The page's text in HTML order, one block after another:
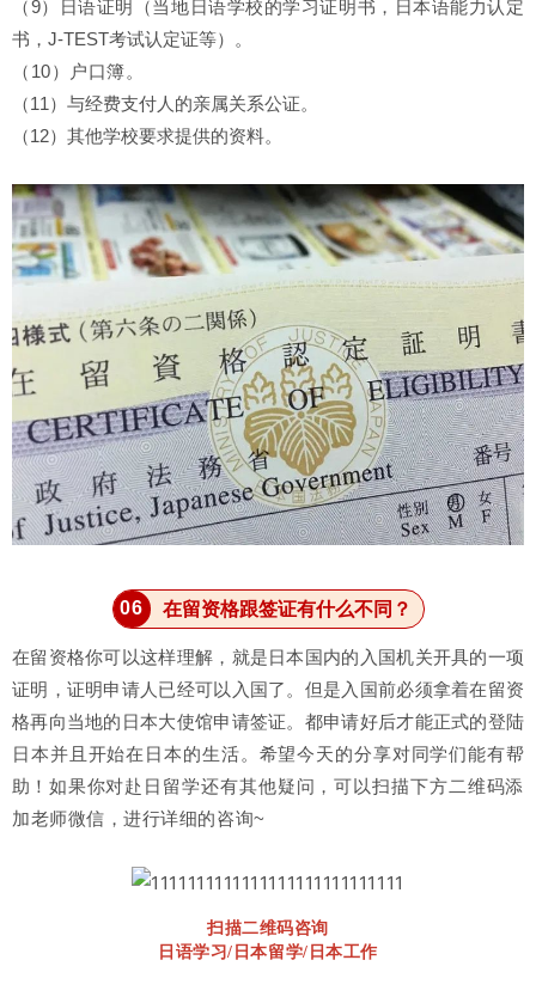
（9）日语证明（当地日语学校的学习证明书，日本语能力认定
书，J-TEST考试认定证等）。
（10）户口簿。
（11）与经费支付人的亲属关系公证。
（12）其他学校要求提供的资料。
06 在留资格跟签证有什么不同？
在留资格你可以这样理解，就是日本国内的入国机关开具的一项
证明，证明申请人已经可以入国了。 但是入国前必须拿着在留资
格再向当地的日本大使馆申请签证。都申请好后才能正式的登陆
日本并且开始在日本的生活。 希望今天的分享对同学们能有帮
助！ 如果你对赴日留学还有其他疑问，可以扫描下方二维码添
加老师微信，进行详细的咨询~
扫描二维码咨询
日语学习/日本留学/日本工作